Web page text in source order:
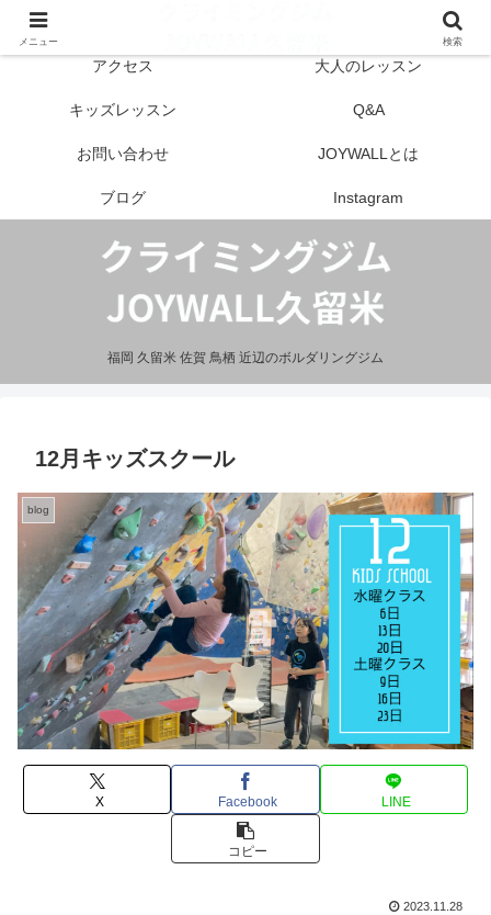
福岡 久留米 佐賀 鳥栖 近辺のボルダリングジム
アクセス 大人のレッスン
キッズレッスン Q&A
お問い合わせ JOYWALLとは
ブログ Instagram
12月キッズスクール
blog
X Facebook LINE
コピー
2023.11.28
メニュー 検索